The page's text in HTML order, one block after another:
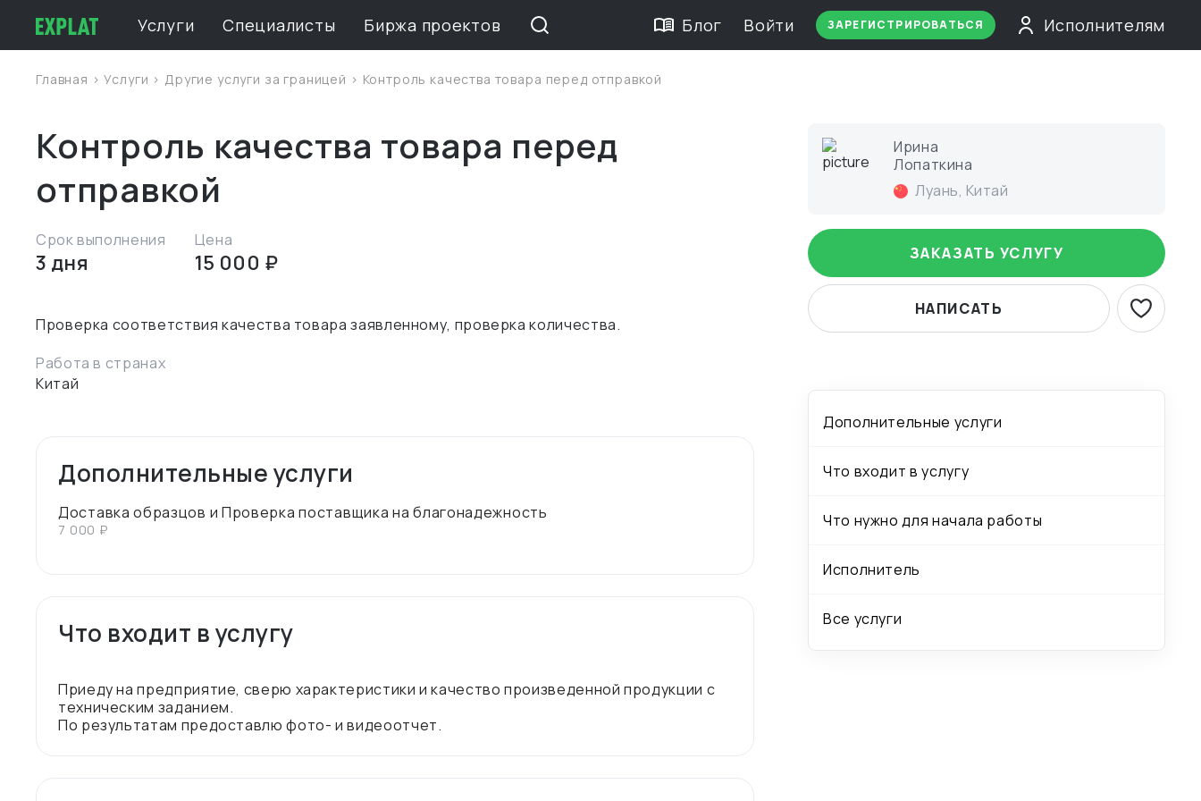
Услуги Специалисты Биржа проектов Блог Войти ЗАРЕГИСТРИРОВАТЬСЯ Исполнителям
Главная >Услуги > Другие услуги за границей > Контроль качества товара перед отправкой
Контроль качества товара перед
отправкой
Срок выполнения
3 дня
Цена
15 000 ₽
Работа в странах
Китай
Дополнительные услуги
Доставка образцов и Проверка поставщика на благонадежность
7 000 ₽
Что входит в услугу
Приеду на предприятие, сверю характеристики и качество произведенной продукции с
техническим заданием.
Ирина
Лопаткина
Луань, Китай
ЗАКАЗАТЬ УСЛУГУ
НАПИСАТЬ
Дополнительные услуги
Что входит в услугу
Что нужно для начала работы
Исполнитель
Все услуги